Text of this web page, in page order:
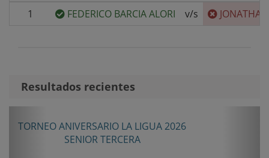
1
FEDERICO BARCIA ALORI v/s
Resultados recientes
TORNEO ANIVERSARIO LA LIGUA 2026
SENIOR TERCERA